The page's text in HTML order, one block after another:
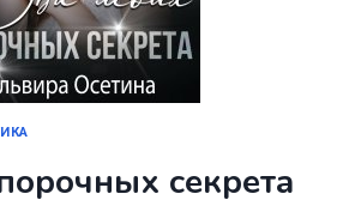
секрета